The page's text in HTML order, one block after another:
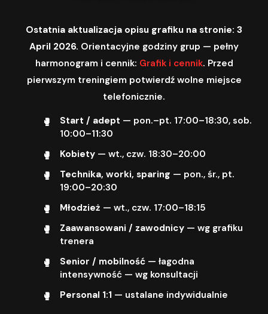
Ostatnia aktualizacja opisu grafiku na stronie: 3
April 2026. Orientacyjne godziny grup — pełny
harmonogram i cennik: Grafik i cennik. Przed
pierwszym treningiem potwierdź wolne miejsce
telefonicznie.
Start / adept — pon.–pt. 17:00–18:30, sob.
10:00–11:30
Kobiety— wt., czw. 18:30–20:00
Technika, worki, sparing — pon., śr., pt.
19:00–20:30
Młodzież — wt., czw. 17:00–18:15
Zaawansowani / zawodnicy— wg grafiku
trenera
Senior / mobilność— łagodna
intensywność — wg konsultacji
Personal 1:1 — ustalane indywidualnie